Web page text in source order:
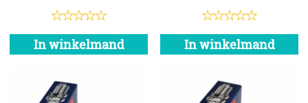
In winkelmand In winkelmand